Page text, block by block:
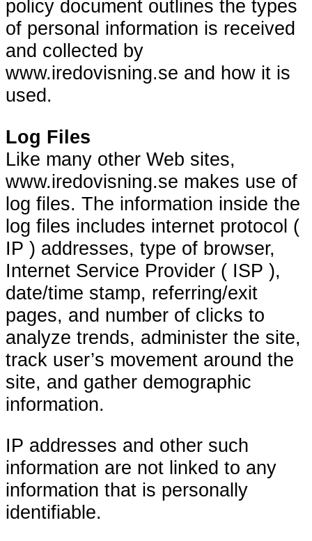
policy document outlines the types
of personal information is received
and collected by
www.iredovisning.se and how it is
used.
Log Files
Like many other Web sites,
www.iredovisning.se makes use of
log files. The information inside the
log files includes internet protocol (
IP ) addresses, type of browser,
Internet Service Provider ( ISP ),
date/time stamp, referring/exit
pages, and number of clicks to
analyze trends, administer the site,
track user’s movement around the
site, and gather demographic
information.
IP addresses and other such
information are not linked to any
information that is personally
identifiable.